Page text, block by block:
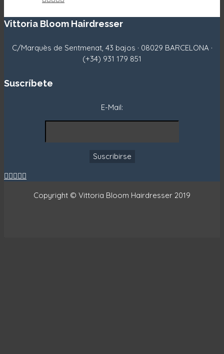
Vittoria Bloom Hairdresser
C/Marquès de Sentmenat, 43 bajos · 08029 BARCELONA ·
(+34) 931 179 851
Suscríbete
E-Mail:

Copyright © Vittoria Bloom Hairdresser 2019